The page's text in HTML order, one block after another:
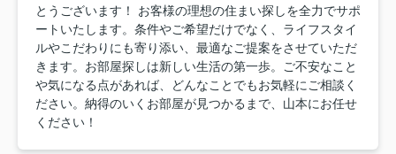
とうございます！ お客様の理想の住まい探しを全力でサポ
ートいたします。条件やご希望だけでなく、ライフスタイ
ルやこだわりにも寄り添い、最適なご提案をさせていただ
きます。お部屋探しは新しい生活の第一歩。ご不安なこと
や気になる点があれば、どんなことでもお気軽にご相談く
ださい。納得のいくお部屋が見つかるまで、山本にお任せ
ください！